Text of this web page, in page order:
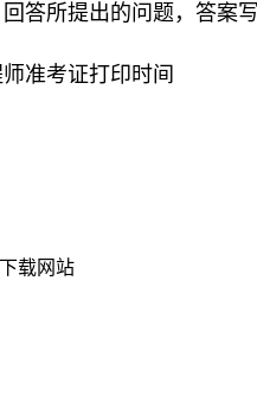
答所提出的问题，答案写
准考证打印时间
载网站